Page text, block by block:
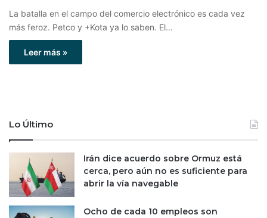
La batalla en el campo del comercio electrónico es cada vez
más feroz. Petco y +Kota ya lo saben. El…
Leer más »
Lo Último
Irán dice acuerdo sobre Ormuz está
cerca, pero aún no es suficiente para
abrir la vía navegable
Ocho de cada 10 empleos son